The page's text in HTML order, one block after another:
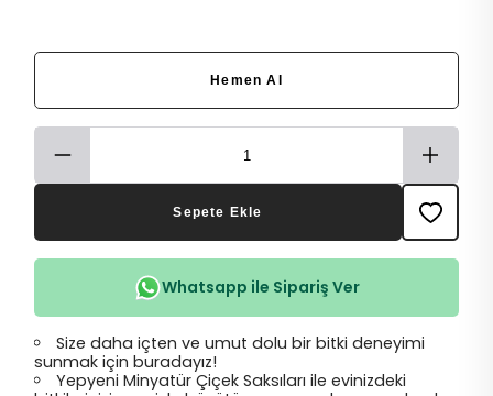
Hemen Al
Sepete Ekle
Whatsapp ile Sipariş Ver
Size daha içten ve umut dolu bir bitki deneyimi
sunmak için buradayız!
Yepyeni Minyatür Çiçek Saksıları ile evinizdeki